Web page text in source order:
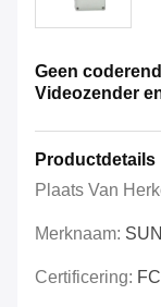
Geen
Videozender
Productdetails
Plaats Van
Merknaam:
Certificering: